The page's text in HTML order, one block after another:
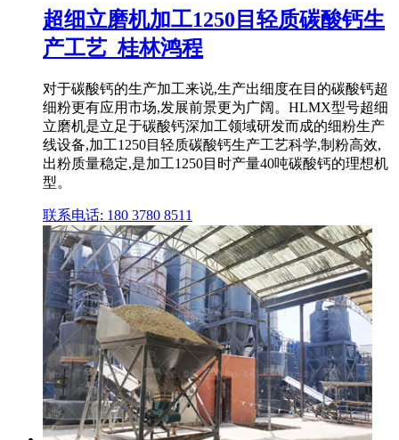
超细立磨机加工1250目轻质碳酸钙生
产工艺_桂林鸿程
对于碳酸钙的生产加工来说,生产出细度在目的碳酸钙超
细粉更有应用市场,发展前景更为广阔。HLMX型号超细
立磨机是立足于碳酸钙深加工领域研发而成的细粉生产
线设备,加工1250目轻质碳酸钙生产工艺科学,制粉高效,
出粉质量稳定,是加工1250目时产量40吨碳酸钙的理想机
型。
联系电话: 180 3780 8511